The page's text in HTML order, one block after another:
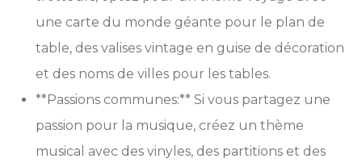
une carte du monde géante pour le plan de
table, des valises vintage en guise de décoration
et des noms de villes pour les tables.
**Passions communes:** Si vous partagez une
passion pour la musique, créez un thème
musical avec des vinyles, des partitions et des